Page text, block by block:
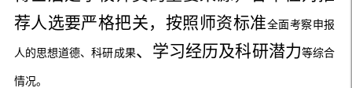
荐人选要严格把关，按照师资标准全面考察申报
人的思想道德、科研成果、学习经历及科研潜力等综合
情况。